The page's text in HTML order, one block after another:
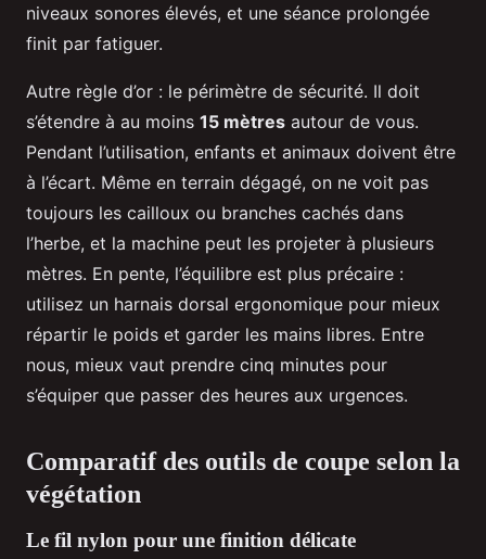
niveaux sonores élevés, et une séance prolongée
finit par fatiguer.
Autre règle d’or : le périmètre de sécurité. Il doit
s’étendre à au moins 15 mètres autour de vous.
Pendant l’utilisation, enfants et animaux doivent être
à l’écart. Même en terrain dégagé, on ne voit pas
toujours les cailloux ou branches cachés dans
l’herbe, et la machine peut les projeter à plusieurs
mètres. En pente, l’équilibre est plus précaire :
utilisez un harnais dorsal ergonomique pour mieux
répartir le poids et garder les mains libres. Entre
nous, mieux vaut prendre cinq minutes pour
s’équiper que passer des heures aux urgences.
Comparatif des outils de coupe selon la
végétation
Le fil nylon pour une finition délicate